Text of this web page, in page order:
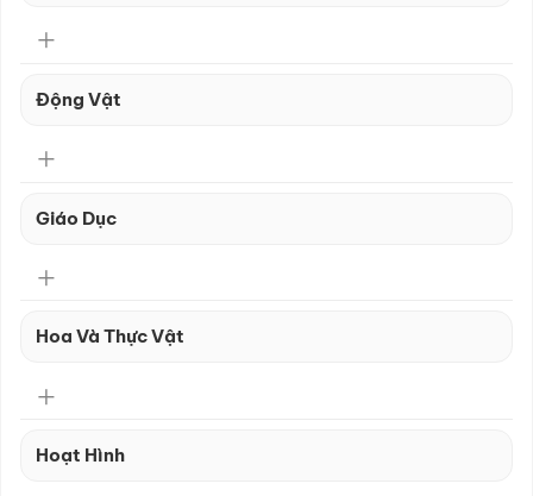
Động Vật
Giáo Dục
Hoa Và Thực Vật
Hoạt Hình